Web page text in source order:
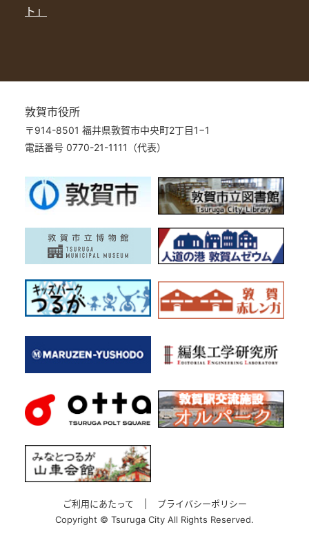
ト」
敦賀市役所
〒914-8501 福井県敦賀市中央町2丁目1−1
電話番号 0770-21-1111（代表）
ご利用にあたって
プライバシーポリシー
Copyright © Tsuruga City All Rights Reserved.